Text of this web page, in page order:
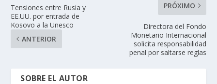
Tensiones entre Rusia y
EE.UU. por entrada de
Kosovo a la Unesco
ANTERIOR
PRÓXIMO
Directora del Fondo
Monetario Internacional
solicita responsabilidad
penal por saltarse reglas
SOBRE EL AUTOR